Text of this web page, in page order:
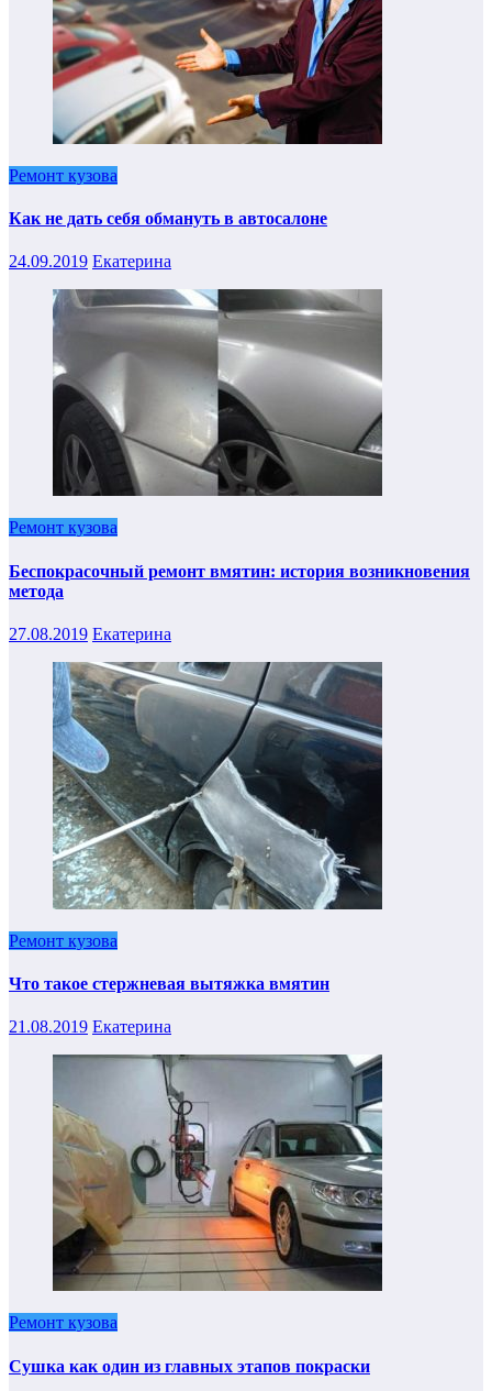
Ремонт кузова
Как не дать себя обмануть в автосалоне
24.09.2019 Екатерина
Ремонт кузова
Беспокрасочный ремонт вмятин: история возникновения
метода
27.08.2019 Екатерина
Ремонт кузова
Что такое стержневая вытяжка вмятин
21.08.2019 Екатерина
Ремонт кузова
Сушка как один из главных этапов покраски